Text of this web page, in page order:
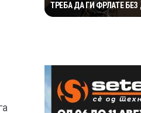
ТРЕБА ДА ГИ ФРЛАТЕ
РАЗМИСЛИТЕ